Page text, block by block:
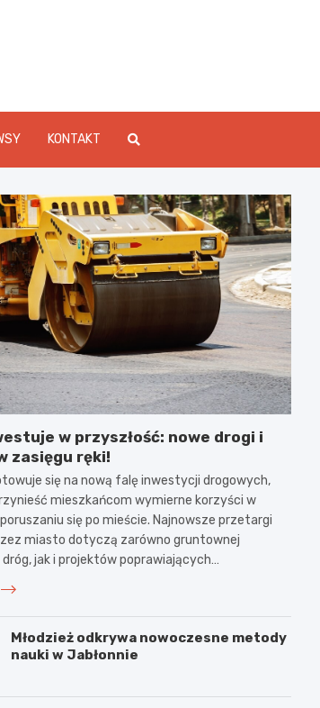
KONTAKT
w przyszłość: nowe drogi i
zasięgu ręki!
się na nową falę inwestycji drogowych,
mieszkańcom wymierne korzyści w
się po mieście. Najnowsze przetargi
miasto dotyczą zarówno gruntownej
jak i projektów poprawiających…
Młodzież odkrywa nowoczesne metody
nauki w Jabłonnie